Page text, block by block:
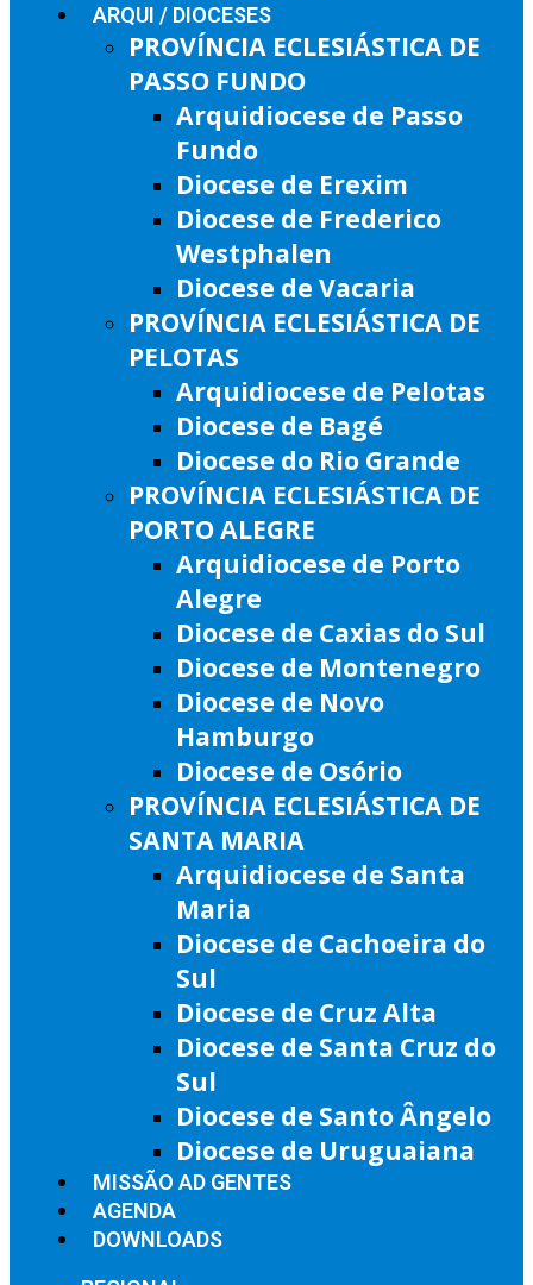
ARQUI / DIOCESES
PROVÍNCIA ECLESIÁSTICA DE
PASSO FUNDO
Arquidiocese de Passo
Fundo
Diocese de Erexim
Diocese de Frederico
Westphalen
Diocese de Vacaria
PROVÍNCIA ECLESIÁSTICA DE
PELOTAS
Arquidiocese de Pelotas
Diocese de Bagé
Diocese do Rio Grande
PROVÍNCIA ECLESIÁSTICA DE
PORTO ALEGRE
Arquidiocese de Porto
Alegre
Diocese de Caxias do Sul
Diocese de Montenegro
Diocese de Novo
Hamburgo
Diocese de Osório
PROVÍNCIA ECLESIÁSTICA DE
SANTA MARIA
Arquidiocese de Santa
Maria
Diocese de Cachoeira do
Sul
Diocese de Cruz Alta
Diocese de Santa Cruz do
Sul
Diocese de Santo Ângelo
Diocese de Uruguaiana
MISSÃO AD GENTES
AGENDA
DOWNLOADS